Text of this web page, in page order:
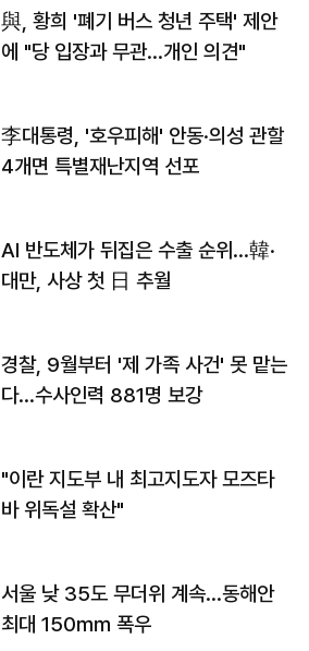
與, 황희 '폐기 버스 청년 주택' 제안
에 "당 입장과 무관…개인 의견"
李대통령, '호우피해' 안동·의성 관할
4개면 특별재난지역 선포
AI 반도체가 뒤집은 수출 순위…韓·
대만, 사상 첫 日 추월
경찰, 9월부터 '제 가족 사건' 못 맡는
다…수사인력 881명 보강
"이란 지도부 내 최고지도자 모즈타
바 위독설 확산"
서울 낮 35도 무더위 계속…동해안
최대 150㎜ 폭우